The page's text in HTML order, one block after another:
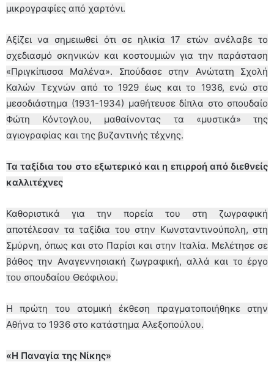
μικρογραφίες από χαρτόνι.
Αξίζει να σημειωθεί ότι σε ηλικία 17 ετών ανέλαβε το
σχεδιασμό σκηνικών και κοστουμιών για την παράσταση
«Πριγκίπισσα Μαλένα». Σπούδασε στην Ανώτατη Σχολή
Καλών Τεχνών από το 1929 έως και το 1936, ενώ στο
μεσοδιάστημα (1931-1934) μαθήτευσε δίπλα στο σπουδαίο
Φώτη Κόντογλου, μαθαίνοντας τα «μυστικά» της
αγιογραφίας και της βυζαντινής τέχνης.
Τα ταξίδια του στο εξωτερικό και η επιρροή από διεθνείς
καλλιτέχνες
Καθοριστικά για την πορεία του στη ζωγραφική
αποτέλεσαν τα ταξίδια του στην Κωνσταντινούπολη, στη
Σμύρνη, όπως και στο Παρίσι και στην Ιταλία. Μελέτησε σε
βάθος την Αναγεννησιακή ζωγραφική, αλλά και το έργο
του σπουδαίου Θεόφιλου.
Η πρώτη του ατομική έκθεση πραγματοποιήθηκε στην
Αθήνα το 1936 στο κατάστημα Αλεξοπούλου.
«Η Παναγία της Νίκης»